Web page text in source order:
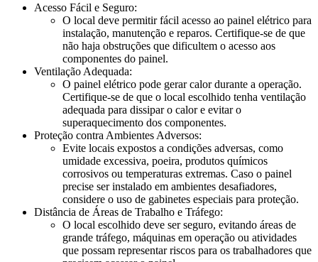
Acesso Fácil e Seguro:
O local deve permitir fácil acesso ao painel elétrico para
instalação, manutenção e reparos. Certifique-se de que
não haja obstruções que dificultem o acesso aos
componentes do painel.
Ventilação Adequada:
O painel elétrico pode gerar calor durante a operação.
Certifique-se de que o local escolhido tenha ventilação
adequada para dissipar o calor e evitar o
superaquecimento dos componentes.
Proteção contra Ambientes Adversos:
Evite locais expostos a condições adversas, como
umidade excessiva, poeira, produtos químicos
corrosivos ou temperaturas extremas. Caso o painel
precise ser instalado em ambientes desafiadores,
considere o uso de gabinetes especiais para proteção.
Distância de Áreas de Trabalho e Tráfego:
O local escolhido deve ser seguro, evitando áreas de
grande tráfego, máquinas em operação ou atividades
que possam representar riscos para os trabalhadores que